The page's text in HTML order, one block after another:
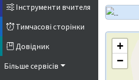
Інструменти вчителя
Тимчасові сторінки
Довідник
Більше сервісів
+
−